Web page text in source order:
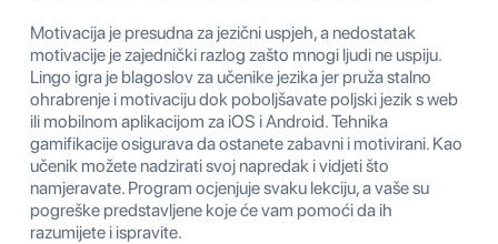
Motivacija je presudna za jezični uspjeh, a nedostatak
motivacije je zajednički razlog zašto mnogi ljudi ne uspiju.
Lingo igra je blagoslov za učenike jezika jer pruža stalno
ohrabrenje i motivaciju dok poboljšavate poljski jezik s web
ili mobilnom aplikacijom za iOS i Android. Tehnika
gamifikacije osigurava da ostanete zabavni i motivirani. Kao
učenik možete nadzirati svoj napredak i vidjeti što
namjeravate. Program ocjenjuje svaku lekciju, a vaše su
pogreške predstavljene koje će vam pomoći da ih
razumijete i ispravite.